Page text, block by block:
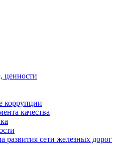
ценности
коррупции
качества
развития сети железных дорог